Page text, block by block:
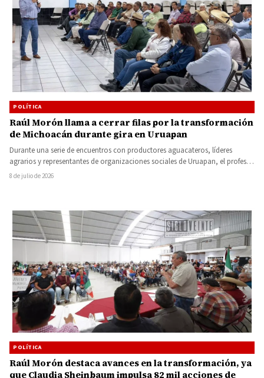
POLÍTICA
Raúl Morón llama a cerrar filas por la transformación
de Michoacán durante gira en Uruapan
Durante una serie de encuentros con productores aguacateros, líderes
agrarios y representantes de organizaciones sociales de Uruapan, el profesor
Raúl…
8 de julio de 2026
POLÍTICA
Raúl Morón destaca avances en la transformación, ya
que Claudia Sheinbaum impulsa 82 mil acciones de